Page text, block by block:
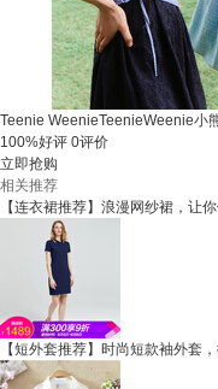
Teenie WeenieTeenieWeenie小
100%好评 0评价
立即抢购
相关推荐
【连衣裙推荐】浪漫网纱裙，让
【短外套推荐】时尚短款袖外套